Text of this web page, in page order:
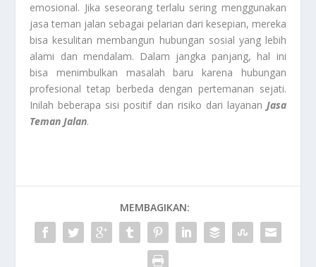
emosional. Jika seseorang terlalu sering menggunakan
jasa teman jalan sebagai pelarian dari kesepian, mereka
bisa kesulitan membangun hubungan sosial yang lebih
alami dan mendalam. Dalam jangka panjang, hal ini
bisa menimbulkan masalah baru karena hubungan
profesional tetap berbeda dengan pertemanan sejati.
Inilah beberapa sisi positif dan risiko dari layanan Jasa
Teman Jalan.
MEMBAGIKAN: